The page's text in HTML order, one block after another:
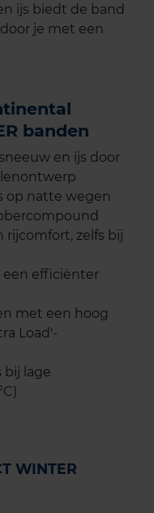
ijs biedt de band
je met een
banden
en ijs door
op natte wegen
zelfs bij
een efficiënter
met een hoog
Load'-
bij lage
WINTER